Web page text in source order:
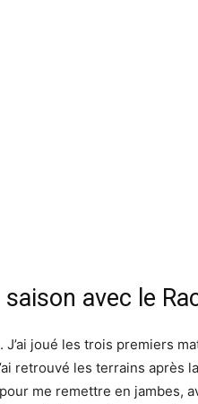
avec le
joué les trois premiers
retrouvé les terrains après
me remettre en jambes,